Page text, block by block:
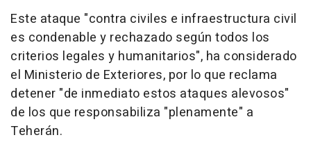
Este ataque "contra civiles e infraestructura civil
es condenable y rechazado según todos los
criterios legales y humanitarios", ha considerado
el Ministerio de Exteriores, por lo que reclama
detener "de inmediato estos ataques alevosos"
de los que responsabiliza "plenamente" a
Teherán.